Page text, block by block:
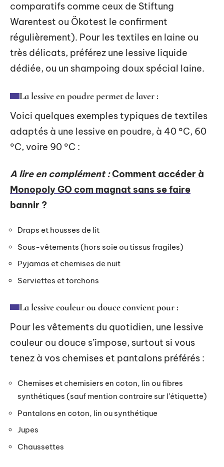
comparatifs comme ceux de Stiftung
Warentest ou Ökotest le confirment
régulièrement). Pour les textiles en laine ou
très délicats, préférez une lessive liquide
dédiée, ou un shampoing doux spécial laine.
La lessive en poudre permet de laver :
Voici quelques exemples typiques de textiles
adaptés à une lessive en poudre, à 40 °C, 60
°C, voire 90 °C :
A lire en complément :Comment accéder à
Monopoly GO com magnat sans se faire
bannir ?
Draps et housses de lit
Sous-vêtements (hors soie ou tissus fragiles)
Pyjamas et chemises de nuit
Serviettes et torchons
La lessive couleur ou douce convient pour :
Pour les vêtements du quotidien, une lessive
couleur ou douce s’impose, surtout si vous
tenez à vos chemises et pantalons préférés :
Chemises et chemisiers en coton, lin ou fibres
synthétiques (sauf mention contraire sur l’étiquette)
Pantalons en coton, lin ou synthétique
Jupes
Chaussettes